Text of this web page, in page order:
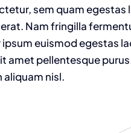
sem quam egestas
Nam fringilla
euismod egestas
amet pellentesque
aliquam nisl.